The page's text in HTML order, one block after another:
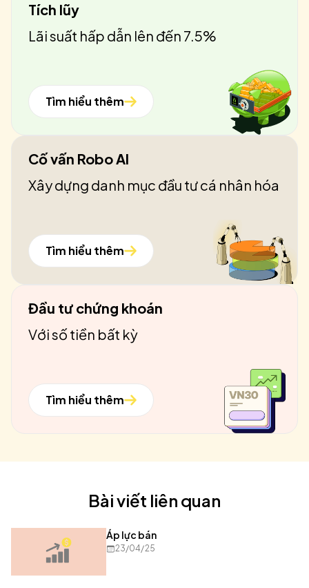
Tích lũy
Lãi suất hấp dẫn lên đến 7.5%
Tìm hiểu thêm
Cố vấn Robo AI
Xây dựng danh mục đầu tư cá nhân hóa
Tìm hiểu thêm
Đầu tư chứng khoán
Với số tiền bất kỳ
Tìm hiểu thêm
Bài viết liên quan
Áp lực bán
23/04/25